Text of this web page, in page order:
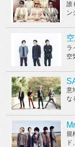
誰
ン
ラ
空
意
な
規